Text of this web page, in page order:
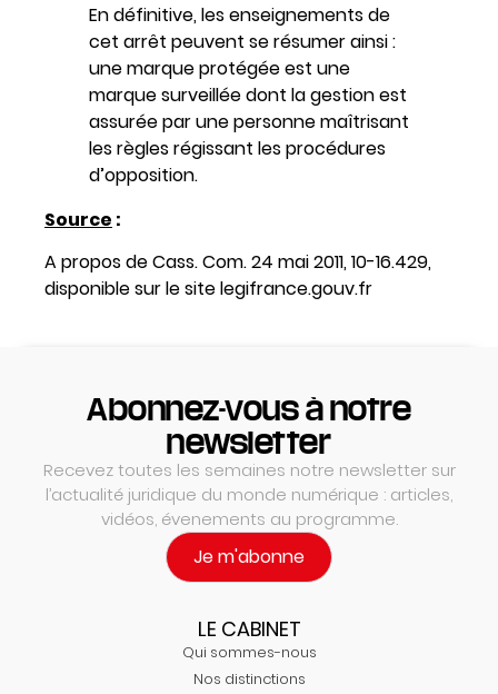
En définitive, les enseignements de
cet arrêt peuvent se résumer ainsi :
une marque protégée est une
marque surveillée dont la gestion est
assurée par une personne maîtrisant
les règles régissant les procédures
d’opposition.
Source :
A propos de Cass. Com. 24 mai 2011, 10-16.429,
disponible sur le site legifrance.gouv.fr
Abonnez-vous à notre
newsletter
Recevez toutes les semaines notre newsletter sur
l’actualité juridique du monde numérique : articles,
vidéos, évenements au programme.
Je m'abonne
LE CABINET
Qui sommes-nous
Nos distinctions